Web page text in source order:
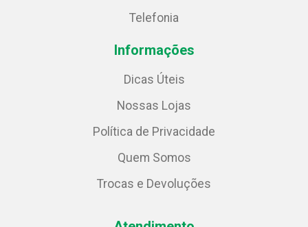
Telefonia
Informações
Dicas Úteis
Nossas Lojas
Política de Privacidade
Quem Somos
Trocas e Devoluções